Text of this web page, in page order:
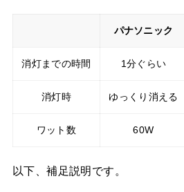
パナソニック
消灯までの時間 1分ぐらい
消灯時 ゆっくり消える
ワット数 60W
以下、補足説明です。